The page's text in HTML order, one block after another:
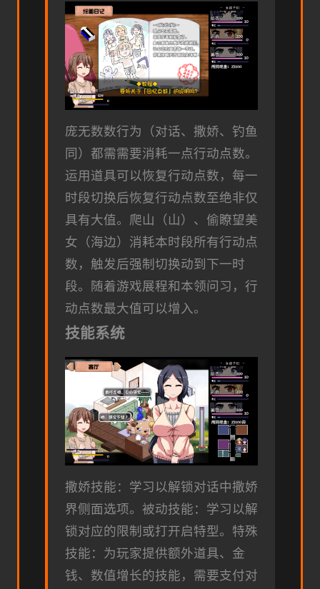
庞无数数行为（对话、撒娇、钓鱼
同）都需需要消耗一点行动点数。
运用道具可以恢复行动点数，每一
时段切换后恢复行动点数至绝非仅
具有大值。 爬山（山）、偷瞭望美
女（海边）消耗本时段所有行动点
数，触发后强制切换动到下一时
段。
随着游戏展程和本领问习，行
动点数最大值可以增入。
技能系统
撒娇技能：学习以解锁对话中撒娇
界侧面选项。 被动技能：学习以解
锁对应的限制或打开启特型。 特殊
技能：为玩家提供额外道具、金
钱、数值增长的技能，需要支付对